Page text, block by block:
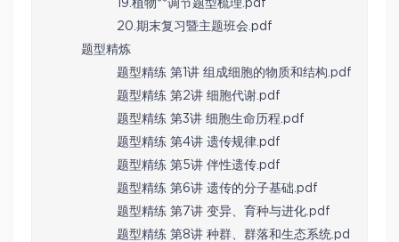
19.植物**调节题型梳理.pdf
20.期末复习暨主题班会.pdf
题型精炼
题型精练 第1讲 组成细胞的物质和结构.pdf
题型精练 第2讲 细胞代谢.pdf
题型精练 第3讲 细胞生命历程.pdf
题型精练 第4讲 遗传规律.pdf
题型精练 第5讲 伴性遗传.pdf
题型精练 第6讲 遗传的分子基础.pdf
题型精练 第7讲 变异、育种与进化.pdf
题型精练 第8讲 种群、群落和生态系统.pd